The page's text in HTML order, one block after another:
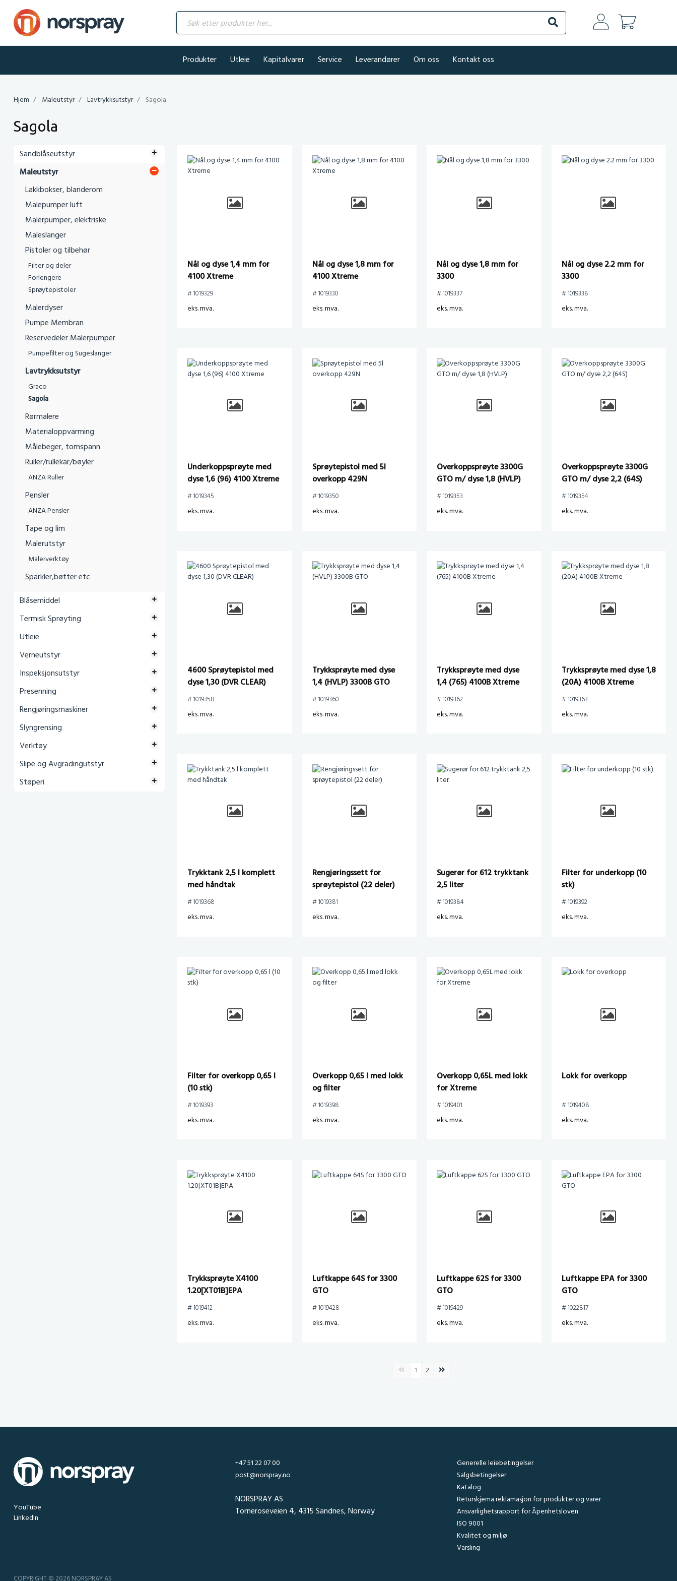
Søk etter produkter her...
Søk
Produkter
Utleie Kapitalvarer Service Leverandører Om oss Kontakt oss
Hjem Maleutstyr Lavtrykksutstyr Sagola
Sagola
Sandblåseutstyr
Maleutstyr
Lakkbokser, blanderom
Malepumper luft
Malerpumper, elektriske
Maleslanger
Pistoler og tilbehør
Filter og deler
Forlengere
Sprøytepistoler
Malerdyser
Pumpe Membran
Reservedeler Malerpumper
Pumpefilter og Sugeslanger
Lavtrykksutstyr
Graco
Sagola
Rørmalere
Materialoppvarming
Målebeger, tomspann
Ruller/rullekar/bøyler
ANZA Ruller
Pensler
ANZA Pensler
Tape og lim
Malerutstyr
Malerverktøy
Sparkler,bøtter etc
Blåsemiddel
Termisk Sprøyting
Utleie
Verneutstyr
Inspeksjonsutstyr
Presenning
Rengjøringsmaskiner
Slyngrensing
Verktøy
Slipe og Avgradingutstyr
Støperi
Nål og dyse 1,4 mm for
4100 Xtreme
# 1019329
eks. mva.
Nål og dyse 1,8 mm for
4100 Xtreme
# 1019330
eks. mva.
Nål og dyse 1,8 mm for
3300
# 1019337
eks. mva.
Nål og dyse 2.2 mm for
3300
# 1019338
eks. mva.
Underkoppsprøyte med
dyse 1,6 (96) 4100 Xtreme
# 1019345
eks. mva.
Sprøytepistol med 5l
overkopp 429N
# 1019350
eks. mva.
Overkoppsprøyte 3300G
GTO m/ dyse 1,8 (HVLP)
# 1019353
eks. mva.
Overkoppsprøyte 3300G
GTO m/ dyse 2,2 (64S)
# 1019354
eks. mva.
4600 Sprøytepistol med
dyse 1,30 (DVR CLEAR)
# 1019358
eks. mva.
Trykksprøyte med dyse
1,4 (HVLP) 3300B GTO
# 1019360
eks. mva.
Trykksprøyte med dyse
1,4 (765) 4100B Xtreme
# 1019362
eks. mva.
Trykksprøyte med dyse 1,8
(20A) 4100B Xtreme
# 1019363
eks. mva.
Trykktank 2,5 l komplett
med håndtak
# 1019368
eks. mva.
Rengjøringssett for
sprøytepistol (22 deler)
# 1019381
eks. mva.
Sugerør for 612 trykktank
2,5 liter
# 1019384
eks. mva.
Filter for underkopp (10
stk)
# 1019392
eks. mva.
Filter for overkopp 0,65 l
(10 stk)
# 1019393
eks. mva.
Overkopp 0,65 l med lokk
og filter
# 1019398
eks. mva.
Overkopp 0,65L med lokk
for Xtreme
# 1019401
eks. mva.
Lokk for overkopp
# 1019408
eks. mva.
Trykksprøyte X4100
1.20[XT01B]EPA
# 1019412
eks. mva.
Luftkappe 64S for 3300
GTO
# 1019428
eks. mva.
Luftkappe 62S for 3300
GTO
# 1019429
eks. mva.
Luftkappe EPA for 3300
GTO
# 1022817
eks. mva.
Forrige side
1 2 Neste side
YouTube
LinkedIn
+47 51 22 07 00
post@norspray.no
NORSPRAY AS
Torneroseveien 4, 4315 Sandnes, Norway
Generelle leiebetingelser
Salgsbetingelser
Katalog
Returskjema reklamasjon for produkter og varer
Ansvarlighetsrapport for Åpenhetsloven
ISO 9001
Kvalitet og miljø
Varsling
COPYRIGHT © 2026 NORSPRAY AS